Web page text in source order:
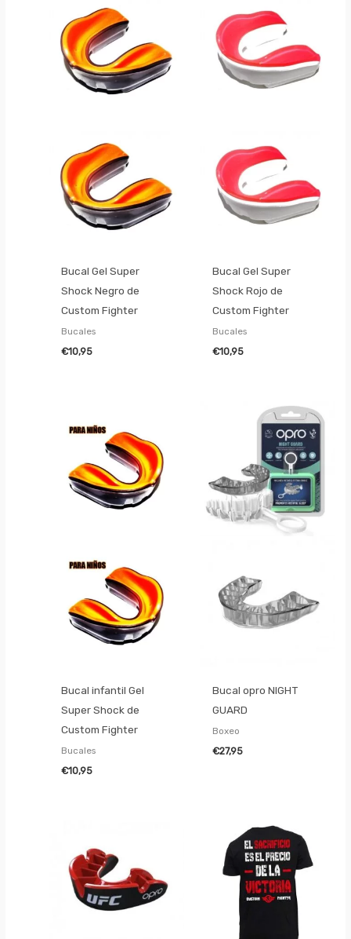
Bucal Gel Super
Shock Negro de
Custom Fighter
Bucales
€10,95
Bucal Gel Super
Shock Rojo de
Custom Fighter
Bucales
€10,95
Bucal infantil Gel
Super Shock de
Custom Fighter
Bucales
€10,95
Bucal opro NIGHT
GUARD
Boxeo
€27,95